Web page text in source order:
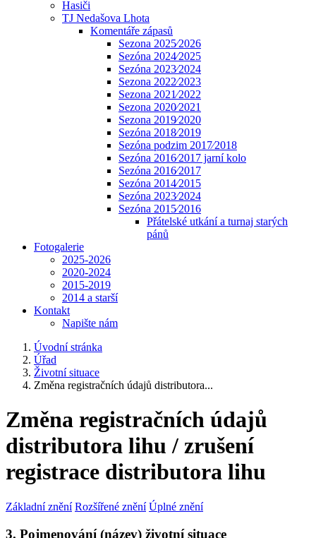
Hasiči
TJ Nedašova Lhota
Komentáře zápasů
Sezona 2025⁄2026
Sezóna 2024⁄2025
Sezóna 2023⁄2024
Sezona 2022⁄2023
Sezona 2021⁄2022
Sezona 2020⁄2021
Sezona 2019⁄2020
Sezóna 2018⁄2019
Sezóna podzim 2017⁄2018
Sezóna 2016⁄2017 jarní kolo
Sezóna 2016⁄2017
Sezóna 2014⁄2015
Sezóna 2023⁄2024
Sezóna 2015⁄2016
Přátelské utkání a turnaj starých
pánů
Fotogalerie
2025-2026
2020-2024
2015-2019
2014 a starší
Kontakt
Napište nám
Úvodní stránka
Úřad
Životní situace
Změna registračních údajů distributora...
Změna registračních údajů
distributora lihu / zrušení
registrace distributora lihu
Základní znění Rozšířené znění Úplné znění
3. Pojmenování (název) životní situace